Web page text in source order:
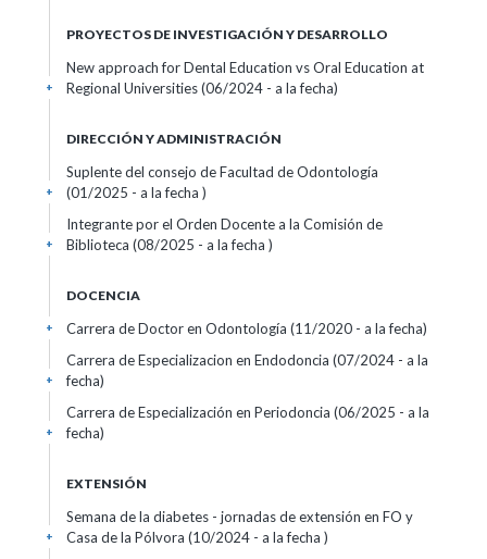
PROYECTOS DE INVESTIGACIÓN Y DESARROLLO
New approach for Dental Education vs Oral Education at
Regional Universities (06/2024 - a la fecha)
+
DIRECCIÓN Y ADMINISTRACIÓN
Suplente del consejo de Facultad de Odontología
(01/2025 - a la fecha )
+
Integrante por el Orden Docente a la Comisión de
Biblioteca (08/2025 - a la fecha )
+
DOCENCIA
Carrera de Doctor en Odontología (11/2020 - a la fecha)
+
Carrera de Especializacion en Endodoncia (07/2024 - a la
fecha)
+
Carrera de Especialización en Periodoncia (06/2025 - a la
fecha)
+
EXTENSIÓN
Semana de la diabetes - jornadas de extensión en FO y
Casa de la Pólvora (10/2024 - a la fecha )
+